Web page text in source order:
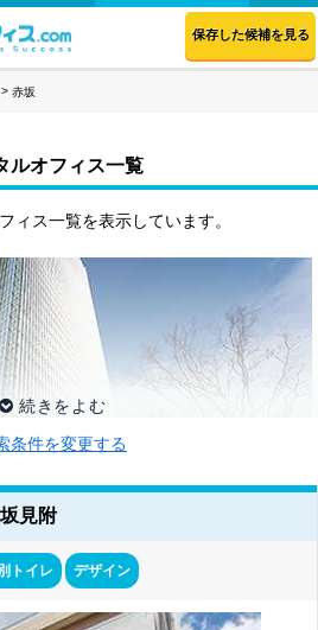
保存した候補を見る
赤坂
ルオフィス一覧
ィス一覧を表示しています。
、港区に位置する大人の街としてのイメ
条件を変更する
見附
トイレ デザイン